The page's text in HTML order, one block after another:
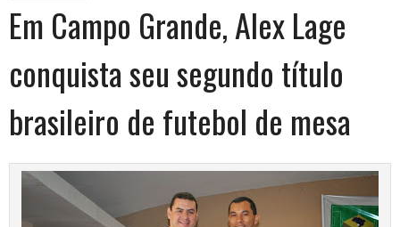
Em Campo Grande, Alex Lage
conquista seu segundo título
brasileiro de futebol de mesa